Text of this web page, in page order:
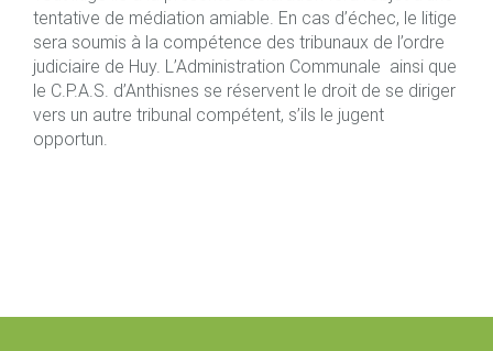
tentative de médiation amiable. En cas d’échec, le litige
sera soumis à la compétence des tribunaux de l’ordre
judiciaire de Huy. L’Administration Communale ainsi que
le C.P.A.S. d’Anthisnes se réservent le droit de se diriger
vers un autre tribunal compétent, s’ils le jugent
opportun.